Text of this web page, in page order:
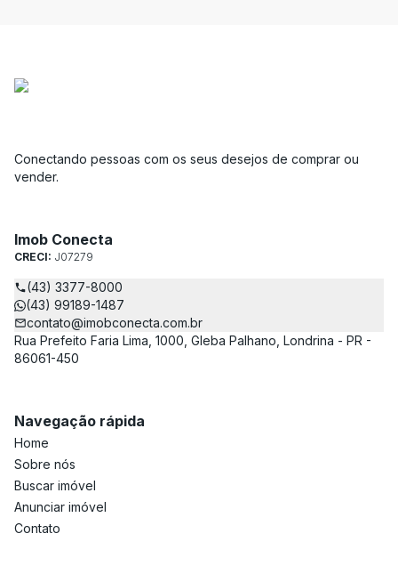
Conectando pessoas com os seus desejos de comprar ou
vender.
Imob Conecta
CRECI: J07279
(43) 3377-8000
(43) 99189-1487
contato@imobconecta.com.br
Rua Prefeito Faria Lima, 1000, Gleba Palhano, Londrina - PR -
86061-450
Navegação rápida
Home
Sobre nós
Buscar imóvel
Anunciar imóvel
Contato